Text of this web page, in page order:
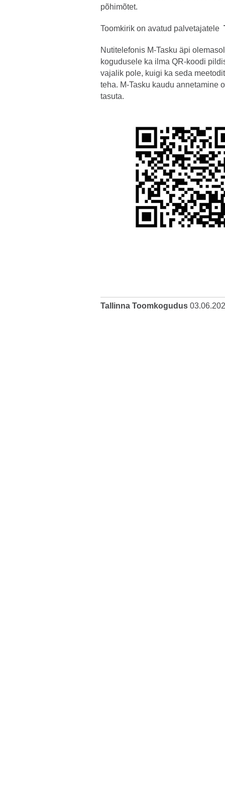
põhimõtet.
Toomkirik on avatud palvetajatele
Nutitelefonis M-Tasku äpi
kogudusele ka ilma QR-koodi
vajalik pole, kuigi ka seda
teha. M-Tasku kaudu annetamine
tasuta.
Tallinna Toomkogudus